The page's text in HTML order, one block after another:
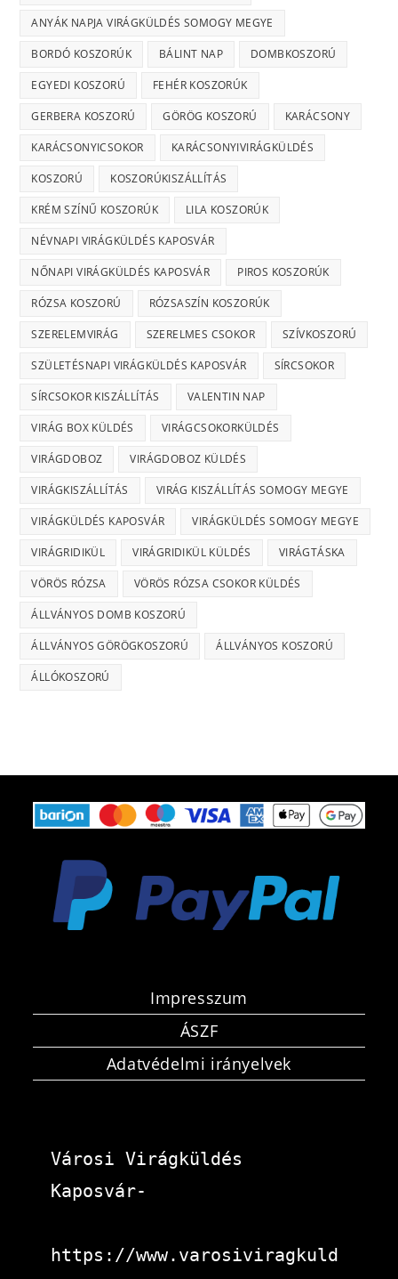
ANYÁK NAPJA VIRÁGKÜLDÉS SOMOGY MEGYE
BORDÓ KOSZORÚK BÁLINT NAP DOMBKOSZORÚ
EGYEDI KOSZORÚ FEHÉR KOSZORÚK
GERBERA KOSZORÚ GÖRÖG KOSZORÚ KARÁCSONY
KARÁCSONYICSOKOR KARÁCSONYIVIRÁGKÜLDÉS
KOSZORÚ KOSZORÚKISZÁLLÍTÁS
KRÉM SZÍNŰ KOSZORÚK LILA KOSZORÚK
NÉVNAPI VIRÁGKÜLDÉS KAPOSVÁR
NŐNAPI VIRÁGKÜLDÉS KAPOSVÁR PIROS KOSZORÚK
RÓZSA KOSZORÚ RÓZSASZÍN KOSZORÚK
SZERELEMVIRÁG SZERELMES CSOKOR SZÍVKOSZORÚ
SZÜLETÉSNAPI VIRÁGKÜLDÉS KAPOSVÁR SÍRCSOKOR
SÍRCSOKOR KISZÁLLÍTÁS VALENTIN NAP
VIRÁG BOX KÜLDÉS VIRÁGCSOKORKÜLDÉS
VIRÁGDOBOZ VIRÁGDOBOZ KÜLDÉS
VIRÁGKISZÁLLÍTÁS VIRÁG KISZÁLLÍTÁS SOMOGY MEGYE
VIRÁGKÜLDÉS KAPOSVÁR VIRÁGKÜLDÉS SOMOGY MEGYE
VIRÁGRIDIKÜL VIRÁGRIDIKÜL KÜLDÉS VIRÁGTÁSKA
VÖRÖS RÓZSA VÖRÖS RÓZSA CSOKOR KÜLDÉS
ÁLLVÁNYOS DOMB KOSZORÚ
ÁLLVÁNYOS GÖRÖGKOSZORÚ ÁLLVÁNYOS KOSZORÚ
ÁLLÓKOSZORÚ
Impresszum
ÁSZF
Adatvédelmi irányelvek
Városi Virágküldés
Kaposvár-
https://www.varosiviragkuld